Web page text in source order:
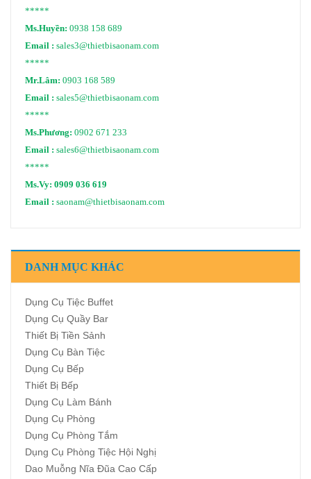
*****
Ms.Huyền: 0938 158 689
Email : sales3@thietbisaonam.com
*****
Mr.Lâm: 0903 168 589
Email : sales5@thietbisaonam.com
*****
Ms.Phương: 0902 671 233
Email : sales6@thietbisaonam.com
*****
Ms.Vy: 0909 036 619
Email : saonam@thietbisaonam.com
DANH MỤC KHÁC
Dụng Cụ Tiệc Buffet
Dụng Cụ Quầy Bar
Thiết Bị Tiền Sảnh
Dụng Cụ Bàn Tiệc
Dụng Cụ Bếp
Thiết Bị Bếp
Dụng Cụ Làm Bánh
Dụng Cụ Phòng
Dụng Cụ Phòng Tắm
Dụng Cụ Phòng Tiệc Hội Nghị
Dao Muỗng Nĩa Đũa Cao Cấp